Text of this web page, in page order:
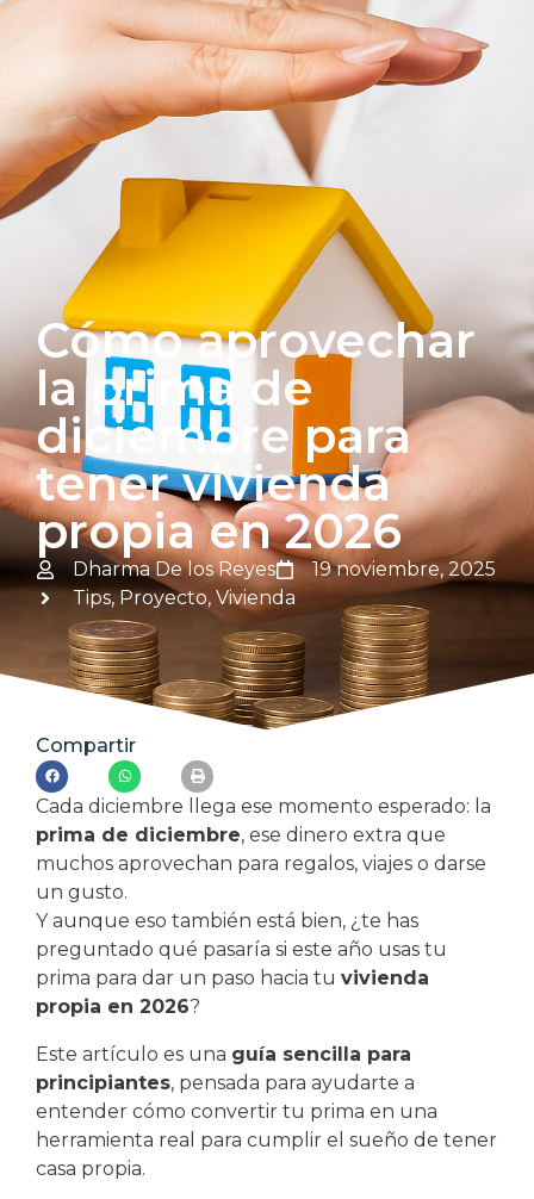
Cómo aprovechar
la prima de
diciembre para
tener vivienda
propia en 2026
Dharma De los Reyes
19 noviembre, 2025
Tips,Proyecto, Vivienda
Compartir
Cada diciembre llega ese momento esperado: la
prima de diciembre, ese dinero extra que
muchos aprovechan para regalos, viajes o darse
un gusto.
Y aunque eso también está bien, ¿te has
preguntado qué pasaría si este año usas tu
prima para dar un paso hacia tu vivienda
propia en 2026?
Este artículo es una guía sencilla para
principiantes, pensada para ayudarte a
entender cómo convertir tu prima en una
herramienta real para cumplir el sueño de tener
casa propia.